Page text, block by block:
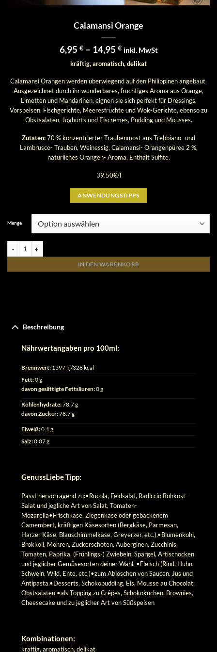
Calamansi Orange
6,95 € – 14,95 €Preisspanne:
bis
14,95 €
inkl. MwSt
kräftig, aromatisch, delikat
Calamansi Orangen werden überwiegend auf den Philippinen angebaut.
Ausgezeichnet durch ihr wunderbares, fruchtiges Aroma aus Orange,
Limetten und Mandarinen, eignen sie sich perfekt für Dressings,
Vorspeisen, Fischgerichte, Meeresfrüchte und Wok-Gerichte, ebenso zu
Obstsalaten, Joghurts und Eiscremes, Pudding und Mousses.
Zutaten:70 % konzentrierter Traubenmost aus Trebbiano- und
Lambrusco- Trauben, Weinessig, Calamansi- Orangenpüree 2 %,
natürliches Orangen- Aroma, Enthält Sulfite.
39,50€/l
ANWENDUNGSTIPPS
Menge
IN DEN WARENKORB
Beschreibung
Nährwertangaben pro 100ml:
Brennwert: 1397 kj/328 kcal
Fett:0 g
davon gesättigte Fettsäuren:0 g
Kohlenhydrate:78.7 g
davon Zucker:78.7 g
Eiweiß:0.1 g
Salz:0.07 g
GenussLiebe Tipp:
Passt hervorragend zu:•Rucola, Feldsalat, Radiccio Rohkost-
Salat und jegliche Art von Salat, Tomaten-
Mozarella•Frischkäse, Ziegenkäse oder gebackenem
Camembert, kräftigen Käsesorten (Bergkäse, Parmesan,
Harzer Käse, Blauschimmelkäse, Greyerzer, etc.).•Blumenkohl,
Brokkoli, Möhren, Zuckerschoten, Auberginen, Zucchinis,
Tomaten, Paprika, (Frühlings-) Zwiebeln, Spargel, Artischocken
und jeglicher Gemüsesorten deiner Wahl. •Fleisch (Rind, Huhn,
Schwein, Wild, Ente, etc.)•zum Ablöschen von Saucen, Jus und
Antipasta.•Desserts, Schokopudding, Eis, Mousse au Chocolat,
Obstsalaten •als Topping zu Crêpes, Schokokuchen, Brownies,
Cheesecake und zu jeglicher Art von Süßspeisen
Kombinationen:
kräftig, aromatisch, delikat